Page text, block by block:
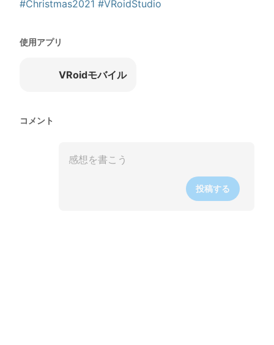
#Christmas2021 #VRoidStudio
使用アプリ
VRoidモバイル
コメント
投稿する